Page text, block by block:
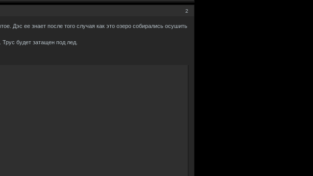
2
Дэс ее знает после того случая как это озеро собирались осушить
будет затащен под лед.